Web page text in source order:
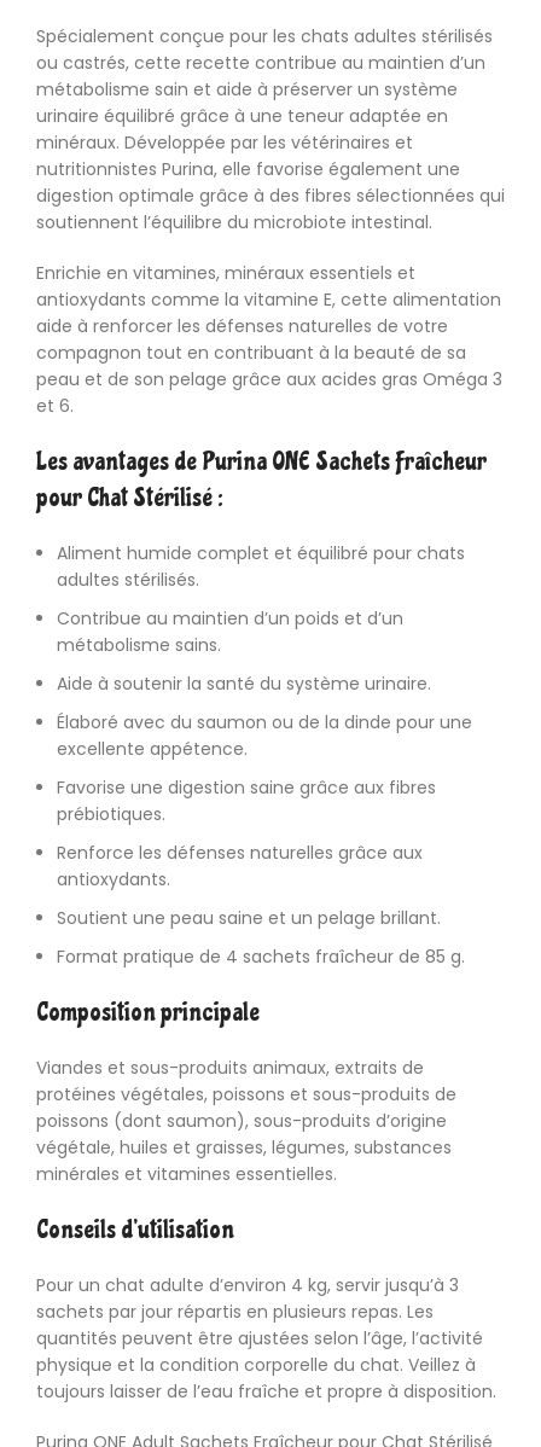
Spécialement conçue pour les chats adultes stérilisés
ou castrés, cette recette contribue au maintien d’un
métabolisme sain et aide à préserver un système
urinaire équilibré grâce à une teneur adaptée en
minéraux. Développée par les vétérinaires et
nutritionnistes Purina, elle favorise également une
digestion optimale grâce à des fibres sélectionnées qui
soutiennent l’équilibre du microbiote intestinal.
Enrichie en vitamines, minéraux essentiels et
antioxydants comme la vitamine E, cette alimentation
aide à renforcer les défenses naturelles de votre
compagnon tout en contribuant à la beauté de sa
peau et de son pelage grâce aux acides gras Oméga 3
et 6.
Les avantages de Purina ONE Sachets Fraîcheur
pour Chat Stérilisé :
Aliment humide complet et équilibré pour chats
adultes stérilisés.
Contribue au maintien d’un poids et d’un
métabolisme sains.
Aide à soutenir la santé du système urinaire.
Élaboré avec du saumon ou de la dinde pour une
excellente appétence.
Favorise une digestion saine grâce aux fibres
prébiotiques.
Renforce les défenses naturelles grâce aux
antioxydants.
Soutient une peau saine et un pelage brillant.
Format pratique de 4 sachets fraîcheur de 85 g.
Composition principale
Viandes et sous-produits animaux, extraits de
protéines végétales, poissons et sous-produits de
poissons (dont saumon), sous-produits d’origine
végétale, huiles et graisses, légumes, substances
minérales et vitamines essentielles.
Conseils d’utilisation
Pour un chat adulte d’environ 4 kg, servir jusqu’à 3
sachets par jour répartis en plusieurs repas. Les
quantités peuvent être ajustées selon l’âge, l’activité
physique et la condition corporelle du chat. Veillez à
toujours laisser de l’eau fraîche et propre à disposition.